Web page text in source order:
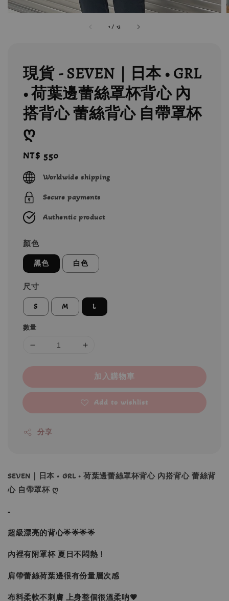
1 / 13
現貨 - SEVEN｜日本 • GRL
• 荷葉邊蕾絲罩杯背心 內
搭背心 蕾絲背心 自帶罩杯
ღ
Regular
price
NT$ 550
Worldwide shipping
Secure payments
Authentic product
顏色
黑色 白色
尺寸
S M L
數量
加入購物車
Add to wishlist
分享
SEVEN｜日本 • GRL • 荷葉邊蕾絲罩杯背心 內搭背心 蕾絲背
心 自帶罩杯 ღ
-
超級漂亮的背心🌟🌟🌟🌟
內裡有附罩杯 夏日不悶熱！
肩帶蕾絲荷葉邊很有份量層次感
布料柔軟不刺膚 上身整個很溫柔吶💗